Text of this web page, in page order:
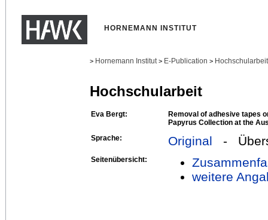
HORNEMANN INSTITUT
> Hornemann Institut > E-Publication >
Hochschularbeit
Eva Bergt:
Removal of adhesive tapes
Papyrus Collection at the
Sprache:
Original -
Seitenübersicht:
weitere